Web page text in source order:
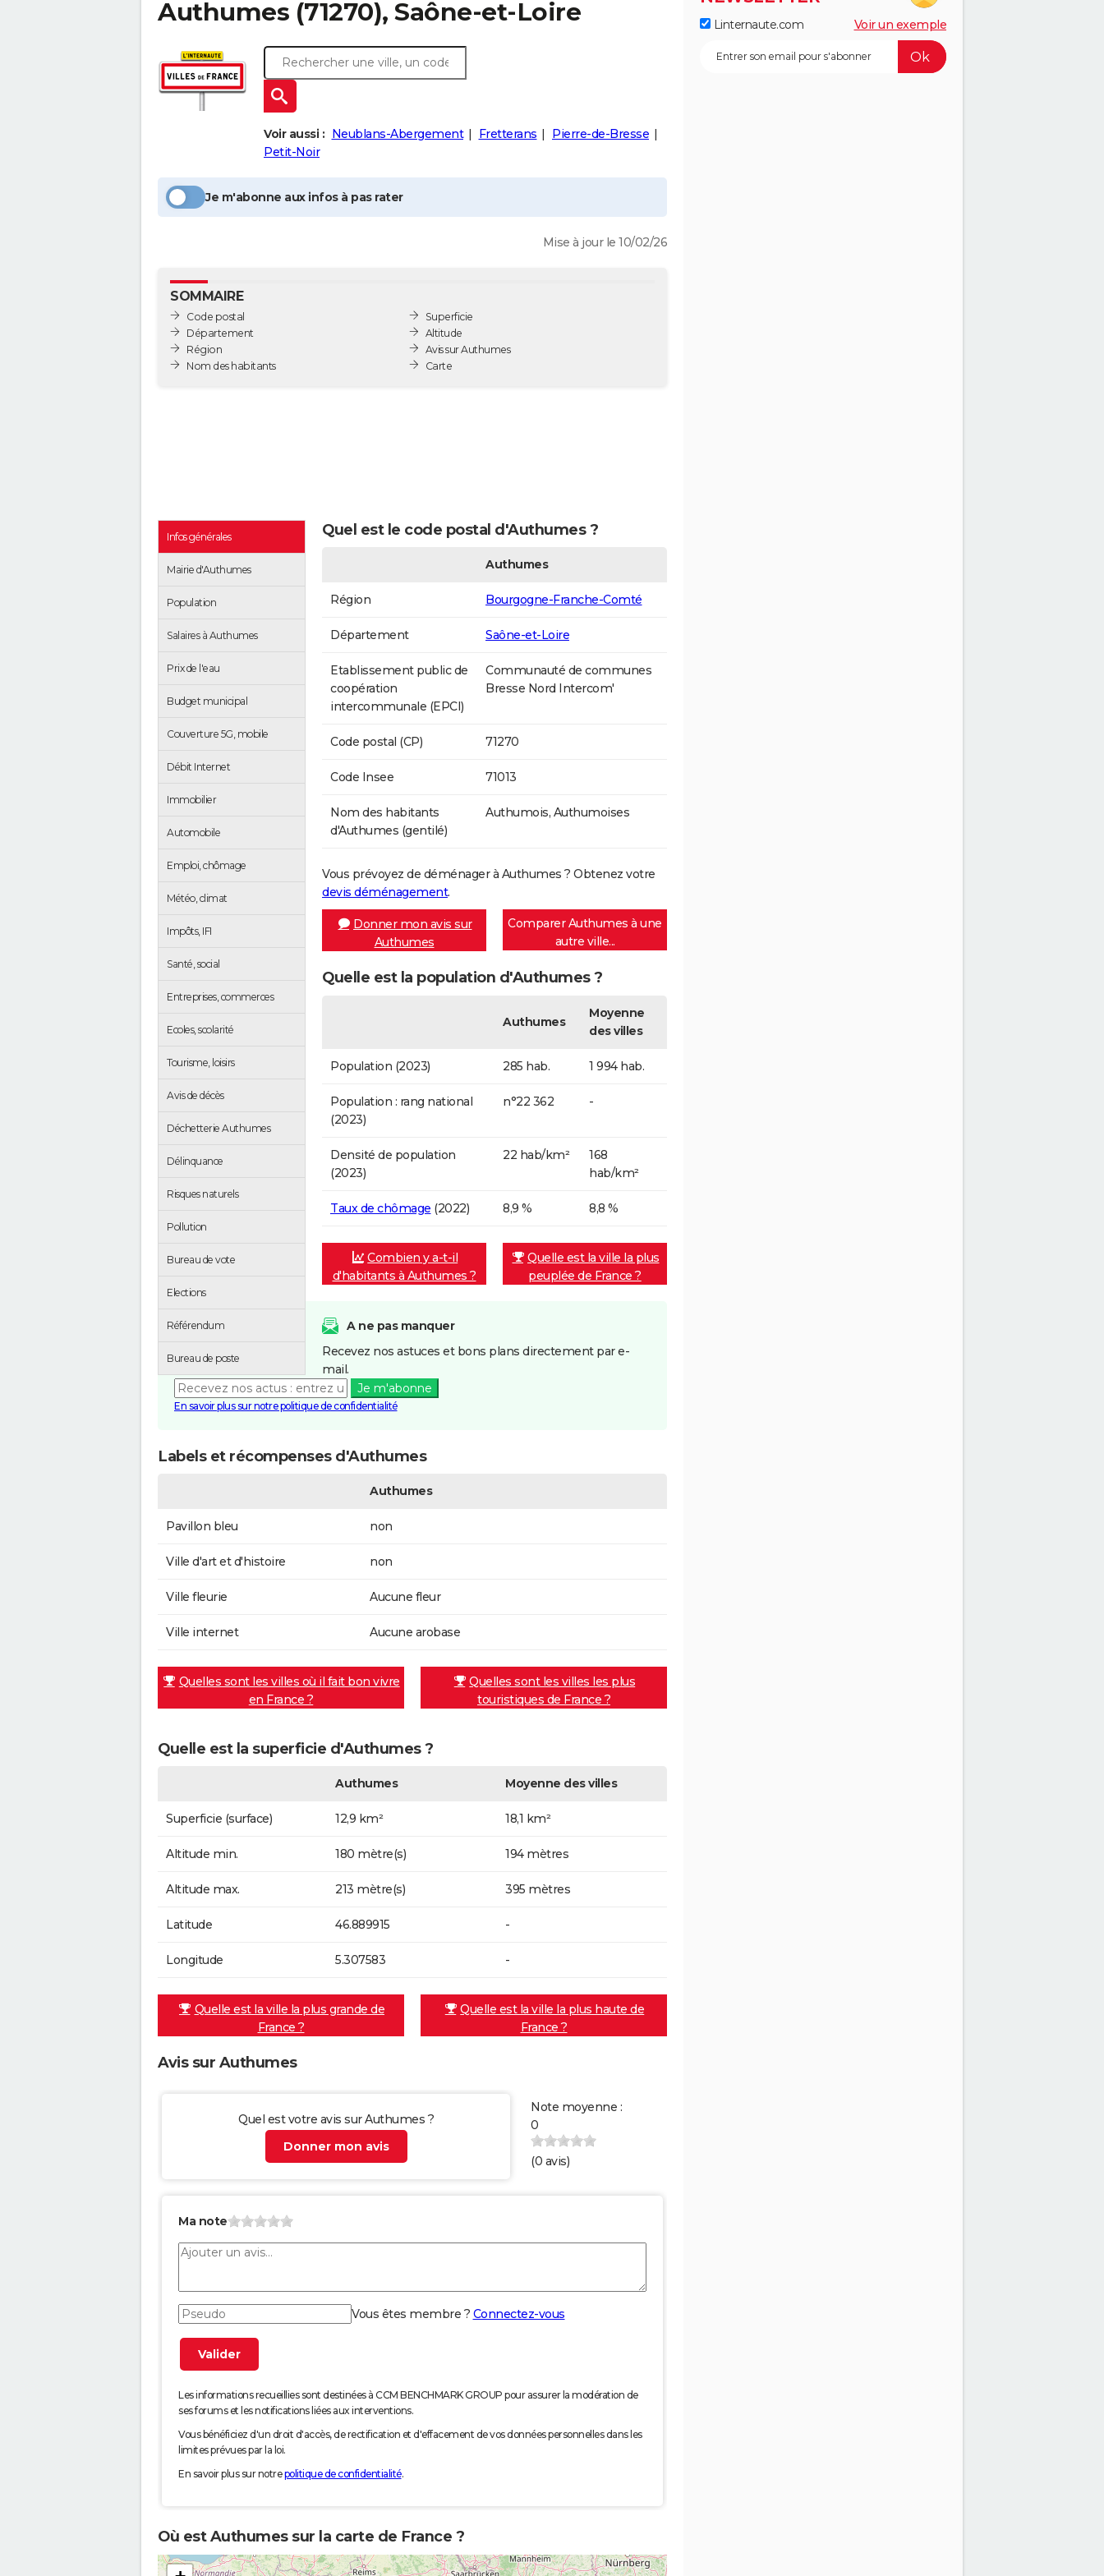
Authumes (71270), Saône-et-Loire
Voir aussi : Neublans-Abergement Fretterans
Pierre-de-Bresse
Petit-Noir
Je m'abonne aux infos à pas rater
Mise à jour le 10/02/26
SOMMAIRE
Code postal
Département
Région
Nom des habitants
Superficie
Altitude
Avis sur Authumes
Carte
Infos générales
Mairie d'Authumes
Population
Salaires à Authumes
Prix de l'eau
Budget municipal
Couverture 5G, mobile
Débit Internet
Immobilier
Automobile
Emploi, chômage
Météo, climat
Impôts, IFI
Santé, social
Entreprises, commerces
Ecoles, scolarité
Tourisme, loisirs
Avis de décès
Déchetterie Authumes
Délinquance
Risques naturels
Pollution
Bureau de vote
Elections
Référendum
Bureau de poste
Quel est le code postal d'Authumes ?
Authumes
Région Bourgogne-Franche-Comté
Département Saône-et-Loire
Etablissement public de
coopération
intercommunale (EPCI)
Communauté de communes
Bresse Nord Intercom'
Code postal (CP) 71270
Code Insee 71013
Nom des habitants
d'Authumes (gentilé)
Authumois, Authumoises
Vous prévoyez de déménager à Authumes ? Obtenez votre
devis déménagement.
Donner mon avis sur
Authumes
Comparer Authumes à une
autre ville...
Quelle est la population d'Authumes ?
Authumes
Moyenne
des villes
Population (2023) 285 hab. 1 994 hab.
Population : rang national
(2023)
n°22 362 -
Densité de population
(2023)
22 hab/km²
168
hab/km²
Taux de chômage (2022) 8,9 % 8,8 %
Combien y a-t-il
d'habitants à Authumes ?
Quelle est la ville la plus
peuplée de France ?
A ne pas manquer
Recevez nos astuces et bons plans directement par e-
mail.
Je m'abonne
En savoir plus sur notre politique de confidentialité
Labels et récompenses d'Authumes
Authumes
Pavillon bleu non
Ville d'art et d'histoire non
Ville fleurie Aucune fleur
Ville internet Aucune arobase
Quelles sont les villes où il fait bon vivre
en France ?
Quelles sont les villes les plus
touristiques de France ?
Quelle est la superficie d'Authumes ?
Authumes Moyenne des villes
Superficie (surface) 12,9 km² 18,1 km²
Altitude min. 180 mètre(s) 194 mètres
Altitude max. 213 mètre(s) 395 mètres
Latitude 46.889915 -
Longitude 5.307583 -
Quelle est la ville la plus grande de
France ?
Quelle est la ville la plus haute de
France ?
Avis sur Authumes
Quel est votre avis sur Authumes ?
Donner mon avis
Note moyenne :
0
(0 avis)
Ma note
Vous êtes membre ? Connectez-vous
Les informations recueillies sont destinées à CCM BENCHMARK GROUP pour assurer la modération de
ses forums et les notifications liées aux interventions.
Vous bénéficiez d'un droit d'accès, de rectification et d'effacement de vos données personnelles dans les
limites prévues par la loi.
En savoir plus sur notrepolitique de confidentialité.
Où est Authumes sur la carte de France ?
Linternaute.com Voir un exemple